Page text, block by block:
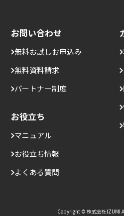
お問い合わせ
無料お試しお申込み
無料資料請求
パートナー制度
お役立ち
マニュアル
お役立ち情報
よくある質問
Copyright © 株式会社IZUMI